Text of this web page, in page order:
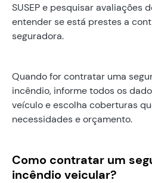
SUSEP e pesquisar avaliações
entender se está prestes a
seguradora.
Quando for contratar uma
incêndio, informe todos os
veículo e escolha coberturas
necessidades e orçamento.
Como contratar um
incêndio veicular?